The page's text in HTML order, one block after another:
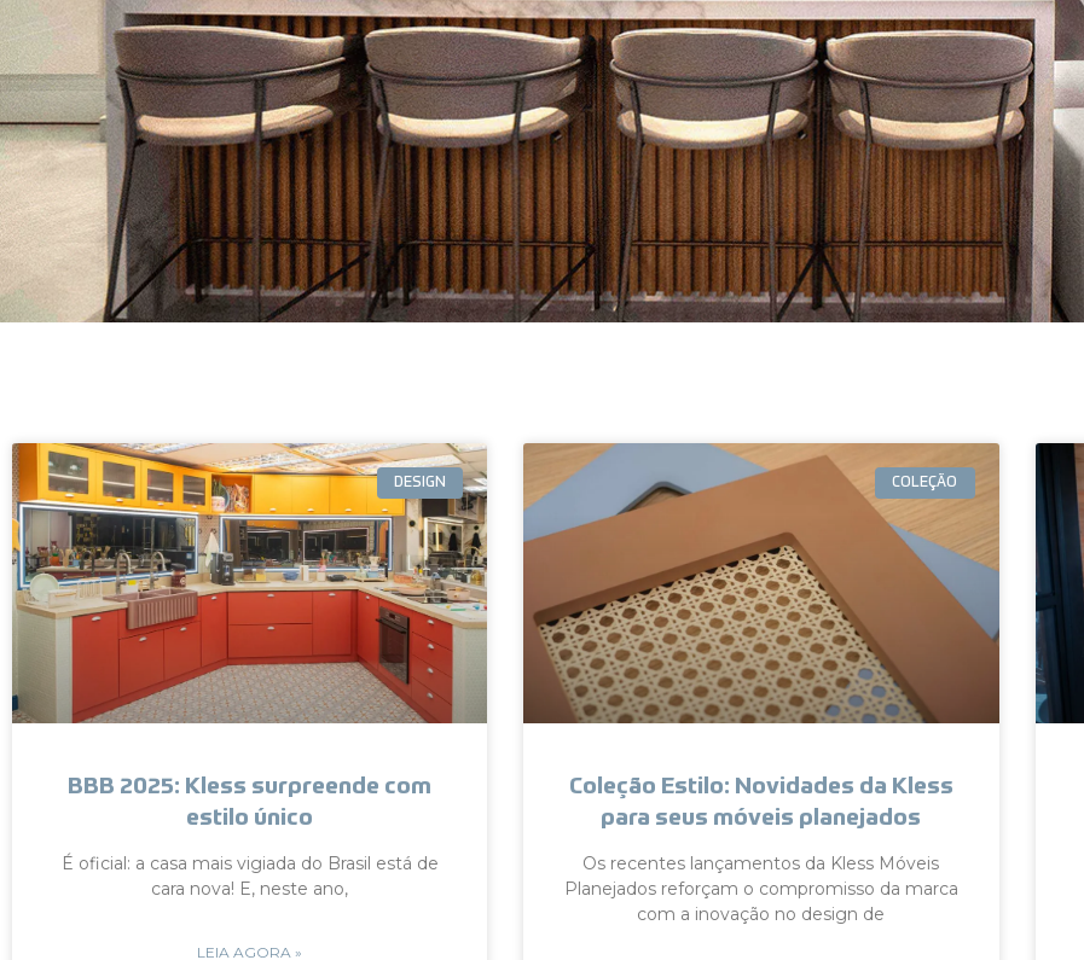
DESIGN
BBB 2025: Kless surpreende com
estilo único
É oficial: a casa mais vigiada do Brasil está de
cara nova! E, neste ano,
LEIA AGORA »
COLEÇÃO
Coleção Estilo: Novidades da Kless
para seus móveis planejados
Os recentes lançamentos da Kless Móveis
Planejados reforçam o compromisso da marca
com a inovação no design de